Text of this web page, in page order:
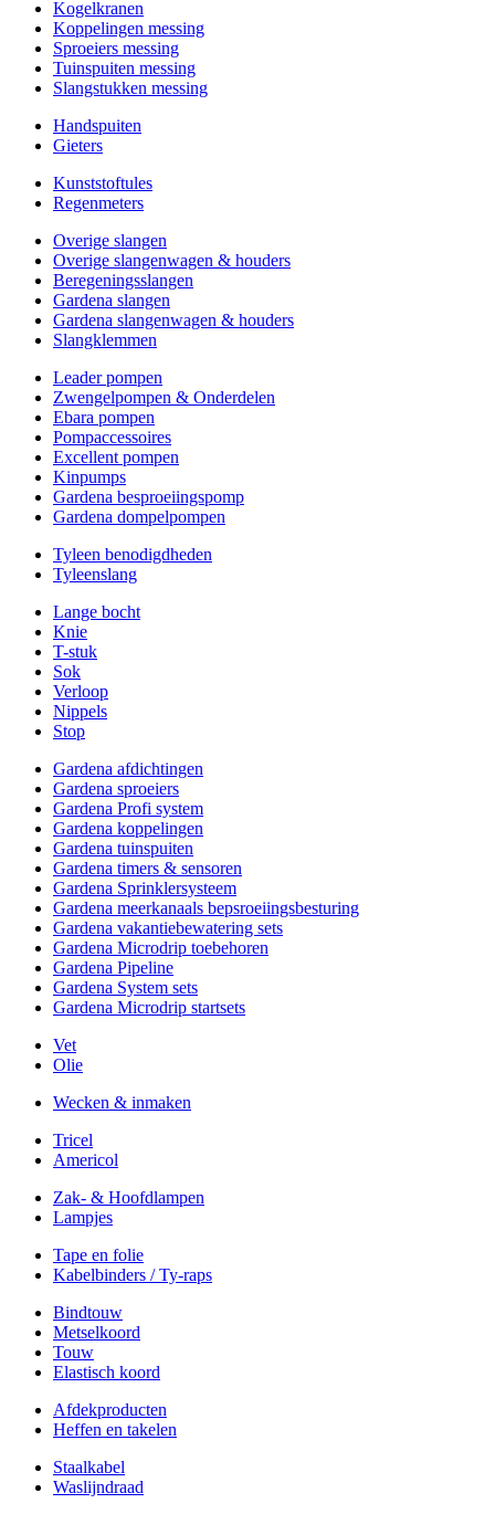
Kogelkranen
Koppelingen messing
Sproeiers messing
Tuinspuiten messing
Slangstukken messing
Handspuiten
Gieters
Kunststoftules
Regenmeters
Overige slangen
Overige slangenwagen & houders
Beregeningsslangen
Gardena slangen
Gardena slangenwagen & houders
Slangklemmen
Leader pompen
Zwengelpompen & Onderdelen
Ebara pompen
Pompaccessoires
Excellent pompen
Kinpumps
Gardena besproeiingspomp
Gardena dompelpompen
Tyleen benodigdheden
Tyleenslang
Lange bocht
Knie
T-stuk
Sok
Verloop
Nippels
Stop
Gardena afdichtingen
Gardena sproeiers
Gardena Profi system
Gardena koppelingen
Gardena tuinspuiten
Gardena timers & sensoren
Gardena Sprinklersysteem
Gardena meerkanaals bepsroeiingsbesturing
Gardena vakantiebewatering sets
Gardena Microdrip toebehoren
Gardena Pipeline
Gardena System sets
Gardena Microdrip startsets
Vet
Olie
Wecken & inmaken
Tricel
Americol
Zak- & Hoofdlampen
Lampjes
Tape en folie
Kabelbinders / Ty-raps
Bindtouw
Metselkoord
Touw
Elastisch koord
Afdekproducten
Heffen en takelen
Staalkabel
Waslijndraad